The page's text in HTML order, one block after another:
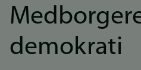
demokrati